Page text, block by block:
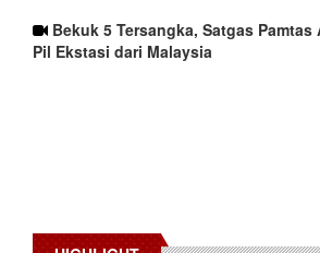
Bekuk 5 Tersangka, Satgas Pamtas
Pil Ekstasi dari Malaysia